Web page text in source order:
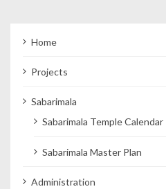
Home
Projects
Sabarimala
Sabarimala Temple Calendar
Sabarimala Master Plan
Administration